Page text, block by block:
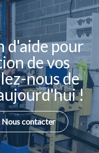
d'aide pour
de vos
nous de
!
Nous contacter